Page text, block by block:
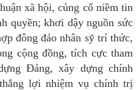
xã hội, củng cố niềm tin
quyền; khơi dậy nguồn sức
đông đảo nhân sỹ trí thức,
cộng đồng, tích cực tham
Đảng, xây dựng chính
lợi nhiệm vụ chính trị